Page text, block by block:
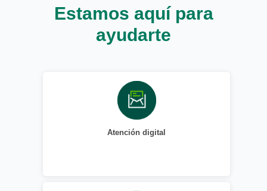
Estamos aquí para
ayudarte
Atención digital